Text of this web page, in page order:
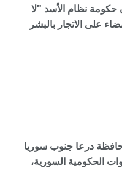
حكومة نظام الأسد "لا
على الاتجار بالبشر
درعا جنوب سوريا
الحكومية السورية،